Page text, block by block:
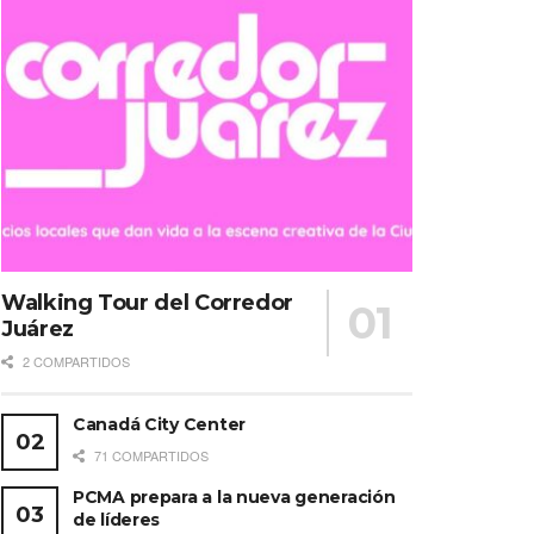
Walking Tour del Corredor
Juárez
2 COMPARTIDOS
Canadá City Center
71 COMPARTIDOS
PCMA prepara a la nueva generación
de líderes